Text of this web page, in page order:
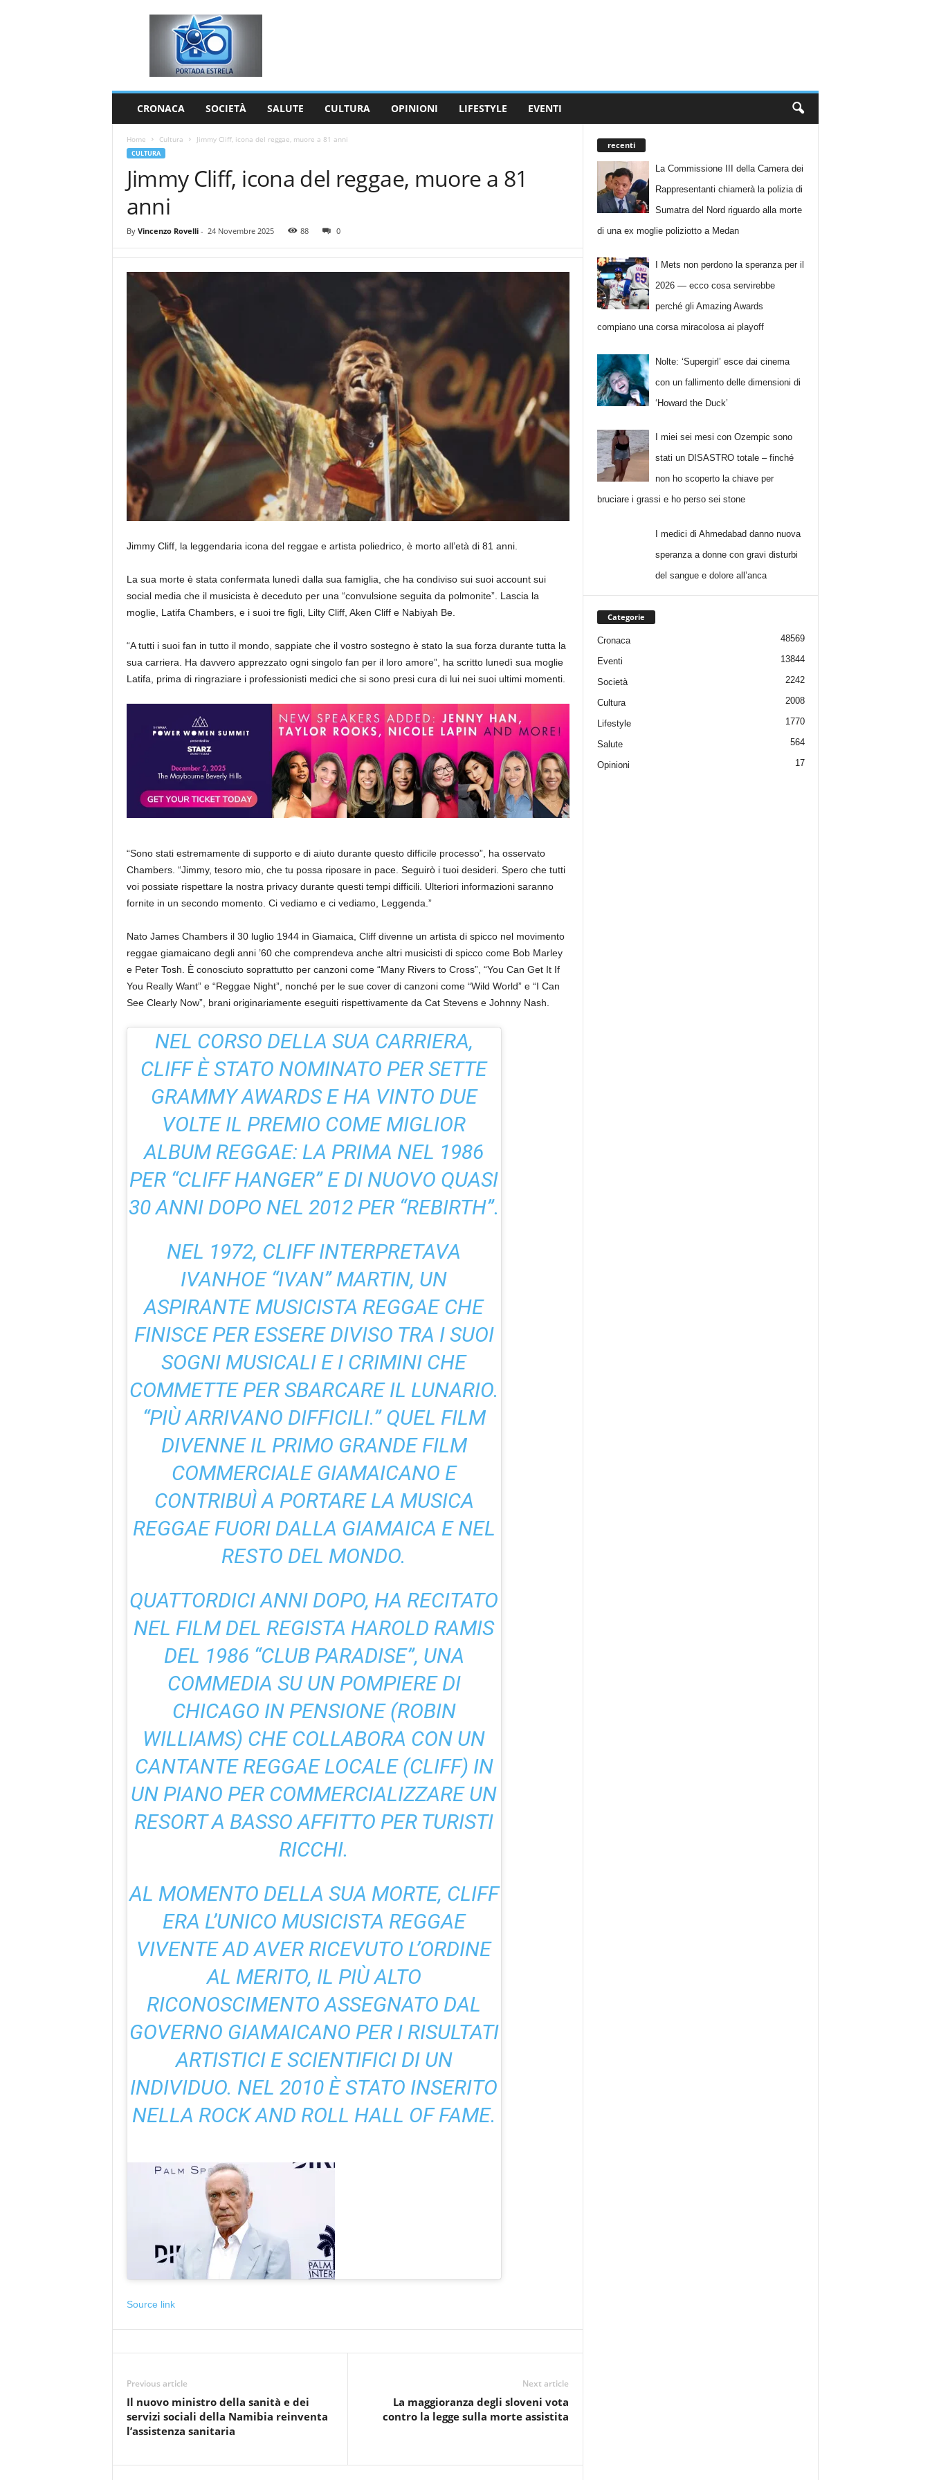
CRONACA SOCIETÀ SALUTE CULTURA OPINIONI LIFESTYLE EVENTI
Home Cultura Jimmy Cliff, icona del reggae, muore a 81 anni
CULTURA
Jimmy Cliff, icona del reggae, muore a 81
anni
By Vincenzo Rovelli- 24 Novembre 2025 88 0
Jimmy Cliff, la leggendaria icona del reggae e artista poliedrico, è morto all’età di 81 anni.
La sua morte è stata confermata lunedì dalla sua famiglia, che ha condiviso sui suoi account sui
social media che il musicista è deceduto per una “convulsione seguita da polmonite”. Lascia la
moglie, Latifa Chambers, e i suoi tre figli, Lilty Cliff, Aken Cliff e Nabiyah Be.
“A tutti i suoi fan in tutto il mondo, sappiate che il vostro sostegno è stato la sua forza durante tutta la
sua carriera. Ha davvero apprezzato ogni singolo fan per il loro amore”, ha scritto lunedì sua moglie
Latifa, prima di ringraziare i professionisti medici che si sono presi cura di lui nei suoi ultimi momenti.
“Sono stati estremamente di supporto e di aiuto durante questo difficile processo”, ha osservato
Chambers. “Jimmy, tesoro mio, che tu possa riposare in pace. Seguirò i tuoi desideri. Spero che tutti
voi possiate rispettare la nostra privacy durante questi tempi difficili. Ulteriori informazioni saranno
fornite in un secondo momento. Ci vediamo e ci vediamo, Leggenda.”
Nato James Chambers il 30 luglio 1944 in Giamaica, Cliff divenne un artista di spicco nel movimento
reggae giamaicano degli anni ’60 che comprendeva anche altri musicisti di spicco come Bob Marley
e Peter Tosh. È conosciuto soprattutto per canzoni come “Many Rivers to Cross”, “You Can Get It If
You Really Want” e “Reggae Night”, nonché per le sue cover di canzoni come “Wild World” e “I Can
See Clearly Now”, brani originariamente eseguiti rispettivamente da Cat Stevens e Johnny Nash.
NEL CORSO DELLA SUA CARRIERA,
CLIFF È STATO NOMINATO PER SETTE
GRAMMY AWARDS E HA VINTO DUE
VOLTE IL PREMIO COME MIGLIOR
ALBUM REGGAE: LA PRIMA NEL 1986
PER “CLIFF HANGER” E DI NUOVO QUASI
30 ANNI DOPO NEL 2012 PER “REBIRTH”.
NEL 1972, CLIFF INTERPRETAVA
IVANHOE “IVAN” MARTIN, UN
ASPIRANTE MUSICISTA REGGAE CHE
FINISCE PER ESSERE DIVISO TRA I SUOI
SOGNI MUSICALI E I CRIMINI CHE
COMMETTE PER SBARCARE IL LUNARIO.
“PIÙ ARRIVANO DIFFICILI.”QUEL FILM
DIVENNE IL PRIMO GRANDE FILM
COMMERCIALE GIAMAICANO E
CONTRIBUÌ A PORTARE LA MUSICA
REGGAE FUORI DALLA GIAMAICA E NEL
RESTO DEL MONDO.
QUATTORDICI ANNI DOPO, HA RECITATO
NEL FILM DEL REGISTA HAROLD RAMIS
DEL 1986 “CLUB PARADISE”, UNA
COMMEDIA SU UN POMPIERE DI
CHICAGO IN PENSIONE (ROBIN
WILLIAMS) CHE COLLABORA CON UN
CANTANTE REGGAE LOCALE (CLIFF) IN
UN PIANO PER COMMERCIALIZZARE UN
RESORT A BASSO AFFITTO PER TURISTI
RICCHI.
AL MOMENTO DELLA SUA MORTE, CLIFF
ERA L’UNICO MUSICISTA REGGAE
VIVENTE AD AVER RICEVUTO L’ORDINE
AL MERITO, IL PIÙ ALTO
RICONOSCIMENTO ASSEGNATO DAL
GOVERNO GIAMAICANO PER I RISULTATI
ARTISTICI E SCIENTIFICI DI UN
INDIVIDUO. NEL 2010 È STATO INSERITO
NELLA ROCK AND ROLL HALL OF FAME.
Source link
Previous article
Il nuovo ministro della sanità e dei
servizi sociali della Namibia reinventa
l’assistenza sanitaria
Next article
La maggioranza degli sloveni vota
contro la legge sulla morte assistita
recenti
La Commissione III della Camera dei
Rappresentanti chiamerà la polizia di
Sumatra del Nord riguardo alla morte
di una ex moglie poliziotto a Medan
I Mets non perdono la speranza per il
2026 — ecco cosa servirebbe
perché gli Amazing Awards
compiano una corsa miracolosa ai playoff
Nolte: ‘Supergirl’ esce dai cinema
con un fallimento delle dimensioni di
‘Howard the Duck’
I miei sei mesi con Ozempic sono
stati un DISASTRO totale – finché
non ho scoperto la chiave per
bruciare i grassi e ho perso sei stone
I medici di Ahmedabad danno nuova
speranza a donne con gravi disturbi
del sangue e dolore all’anca
Categorie
Cronaca 48569
Eventi 13844
Società 2242
Cultura 2008
Lifestyle 1770
Salute 564
Opinioni 17